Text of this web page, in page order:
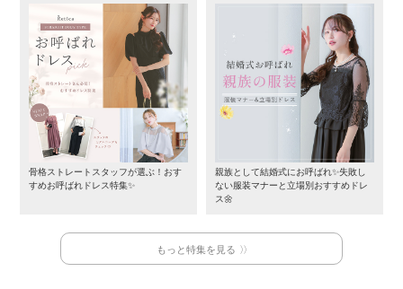
骨格ストレートスタッフが選ぶ！おす
すめお呼ばれドレス特集✨
親族として結婚式にお呼ばれ✨失敗し
ない服装マナーと立場別おすすめドレ
ス🌼
もっと特集を見る